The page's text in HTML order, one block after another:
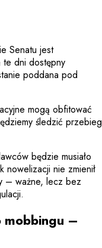
Senatu jest
dni dostępny
poddana pod
mogą obfitować
śledzić przebieg
będzie musiało
nowelizacji nie zmienił
– ważne, lecz bez
mobbingu –